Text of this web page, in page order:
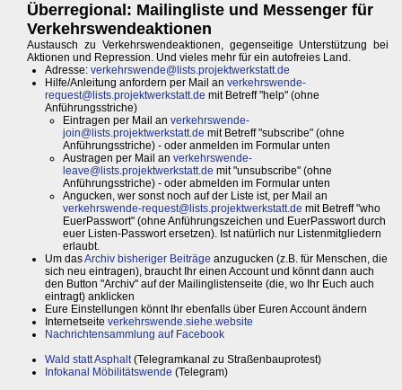
Überregional: Mailingliste und Messenger für
Verkehrswendeaktionen
Austausch zu Verkehrswendeaktionen, gegenseitige Unterstützung bei
Aktionen und Repression. Und vieles mehr für ein autofreies Land.
Adresse: verkehrswende@lists.projektwerkstatt.de
Hilfe/Anleitung anfordern per Mail an verkehrswende-
request@lists.projektwerkstatt.de mit Betreff "help" (ohne
Anführungsstriche)
Eintragen per Mail an verkehrswende-
join@lists.projektwerkstatt.de mit Betreff "subscribe" (ohne
Anführungsstriche) - oder anmelden im Formular unten
Austragen per Mail an verkehrswende-
leave@lists.projektwerkstatt.de mit "unsubscribe" (ohne
Anführungsstriche) - oder abmelden im Formular unten
Angucken, wer sonst noch auf der Liste ist, per Mail an
verkehrswende-request@lists.projektwerkstatt.de mit Betreff "who
EuerPasswort" (ohne Anführungszeichen und EuerPasswort durch
euer Listen-Passwort ersetzen). Ist natürlich nur Listenmitgliedern
erlaubt.
Um dasArchiv bisheriger Beiträge anzugucken (z.B. für Menschen, die
sich neu eintragen), braucht Ihr einen Account und könnt dann auch
den Button "Archiv" auf der Mailinglistenseite (die, wo Ihr Euch auch
eintragt) anklicken
Eure Einstellungen könnt Ihr ebenfalls über Euren Account ändern
Internetseite verkehrswende.siehe.website
Nachrichtensammlung auf Facebook
Wald statt Asphalt(Telegramkanal zu Straßenbauprotest)
Infokanal Möbilitätswende (Telegram)